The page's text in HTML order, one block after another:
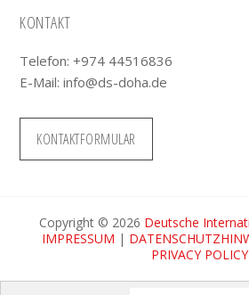
KONTAKT
Telefon: +974 44516836
E-Mail:info@ds-doha.de
KONTAKTFORMULAR
Copyright © 2026 Deutsche
IMPRESSUM |
PRIVACY POLICY